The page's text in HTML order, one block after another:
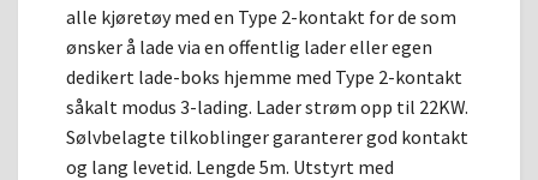
alle kjøretøy med en Type 2-kontakt for de som
ønsker å lade via en offentlig lader eller egen
dedikert lade-boks hjemme med Type 2-kontakt
såkalt modus 3-lading. Lader strøm opp til 22KW.
Sølvbelagte tilkoblinger garanterer god kontakt
og lang levetid. Lengde 5m. Utstyrt med